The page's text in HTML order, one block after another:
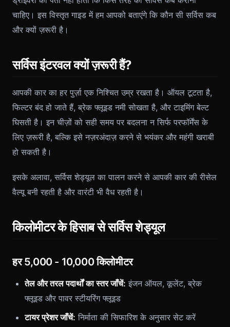
चाहिए। इस विस्तृत गाइड में हम आपको बताएंगे कि कौन सी सर्विस कब
और क्यों ज़रूरी है।
सर्विस इंटरवल क्यों ज़रूरी हैं?
आपकी कार का हर पुर्ज़ा एक निश्चित उम्र रखता है। ऑयल टूटता है,
फिल्टर बंद हो जाते हैं, ब्रेक फ्लूइड नमी सोखता है, और टाइमिंग बेल्ट
घिसती है। इन चीज़ों को सही समय पर बदलना न सिर्फ परफॉर्मेंस के
लिए ज़रूरी है, बल्कि इसे नज़रअंदाज़ करने से भयंकर और महंगी खराबी
हो सकती है।
इसके अलावा, सर्विस शेड्यूल का पालन करने से आपकी कार की रीसेल
वैल्यू बनी रहती है और वारंटी भी वैध रहती है।
किलोमीटर के हिसाब से सर्विस शेड्यूल
हर 5,000 - 10,000 किलोमीटर
तेल और तरल पदार्थों का स्तर जाँचें: इंजन ऑयल, कूलेंट, ब्रेक
फ्लूइड और पावर स्टीयरिंग फ्लूइड
टायर प्रेशर जाँचें: निर्माता की सिफारिश के अनुसार सेट करें